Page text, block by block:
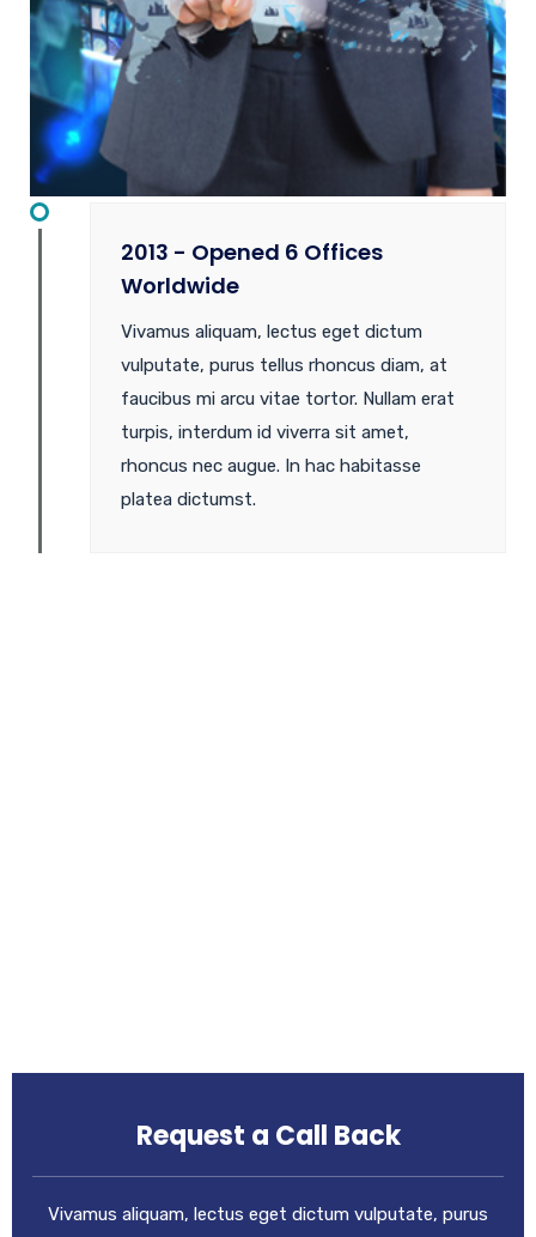
2013 - Opened 6 Offices
Worldwide
Vivamus aliquam, lectus eget dictum
vulputate, purus tellus rhoncus diam, at
faucibus mi arcu vitae tortor. Nullam erat
turpis, interdum id viverra sit amet,
rhoncus nec augue. In hac habitasse
platea dictumst.
Request a Call Back
Vivamus aliquam, lectus eget dictum vulputate, purus